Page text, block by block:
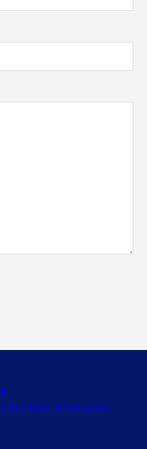
Exhibitor Information